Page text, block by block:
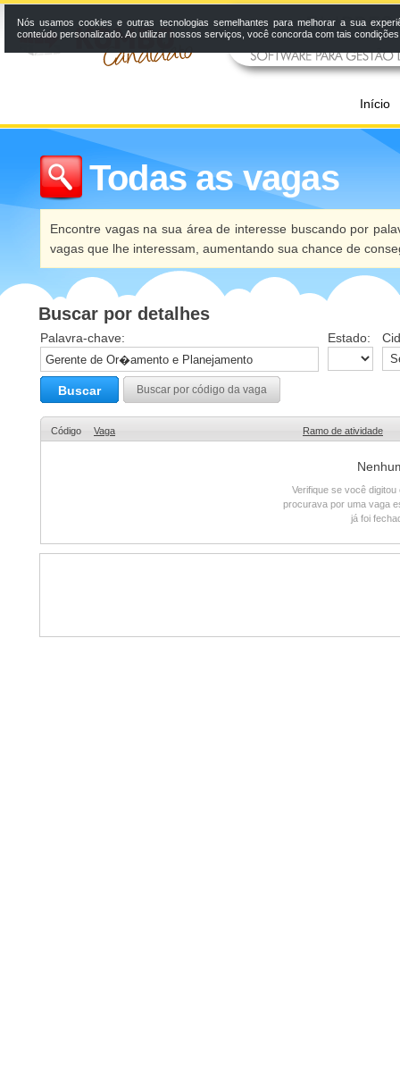
Início
Todas as vagas
Encontre vagas na sua área de interesse buscando por
vagas que lhe interessam, aumentando sua chance de
Buscar por detalhes
Palavra-chave: Estado:
Buscar Buscar por código da vaga
Código Vaga Ramo de atividade
Verifique se você
procurava por uma vaga
já foi
Nós usamos cookies e outras tecnologias semelhantes para melhorar a sua
conteúdo personalizado. Ao utilizar nossos serviços, você concorda com tais